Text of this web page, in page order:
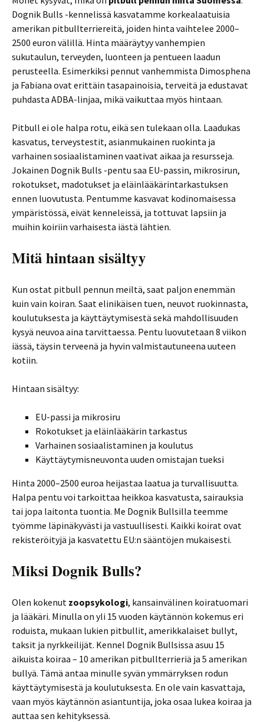
Dognik Bulls -kennelissä kasvatamme korkealaatuisia
amerikan pitbullterriereitä, joiden hinta vaihtelee 2000–
2500 euron välillä. Hinta määräytyy vanhempien
sukutaulun, terveyden, luonteen ja pentueen laadun
perusteella. Esimerkiksi pennut vanhemmista Dimosphena
ja Fabiana ovat erittäin tasapainoisia, terveitä ja edustavat
puhdasta ADBA-linjaa, mikä vaikuttaa myös hintaan.
Pitbull ei ole halpa rotu, eikä sen tulekaan olla. Laadukas
kasvatus, terveystestit, asianmukainen ruokinta ja
varhainen sosiaalistaminen vaativat aikaa ja resursseja.
Jokainen Dognik Bulls -pentu saa EU-passin, mikrosirun,
rokotukset, madotukset ja eläinlääkärintarkastuksen
ennen luovutusta. Pentumme kasvavat kodinomaisessa
ympäristössä, eivät kenneleissä, ja tottuvat lapsiin ja
muihin koiriin varhaisesta iästä lähtien.
Mitä hintaan sisältyy
Kun ostat pitbull pennun meiltä, saat paljon enemmän
kuin vain koiran. Saat elinikäisen tuen, neuvot ruokinnasta,
koulutuksesta ja käyttäytymisestä sekä mahdollisuuden
kysyä neuvoa aina tarvittaessa. Pentu luovutetaan 8 viikon
iässä, täysin terveenä ja hyvin valmistautuneena uuteen
kotiin.
Hintaan sisältyy:
EU-passi ja mikrosiru
Rokotukset ja eläinlääkärin tarkastus
Varhainen sosiaalistaminen ja koulutus
Käyttäytymisneuvonta uuden omistajan tueksi
Hinta 2000–2500 euroa heijastaa laatua ja turvallisuutta.
Halpa pentu voi tarkoittaa heikkoa kasvatusta, sairauksia
tai jopa laitonta tuontia. Me Dognik Bullsilla teemme
työmme läpinäkyvästi ja vastuullisesti. Kaikki koirat ovat
rekisteröityjä ja kasvatettu EU:n sääntöjen mukaisesti.
Miksi Dognik Bulls?
Olen kokenut zoopsykologi, kansainvälinen koiratuomari
ja lääkäri. Minulla on yli 15 vuoden käytännön kokemus eri
roduista, mukaan lukien pitbullit, amerikkalaiset bullyt,
taksit ja nyrkkeilijät. Kennel Dognik Bullsissa asuu 15
aikuista koiraa – 10 amerikan pitbullterrieriä ja 5 amerikan
bullyä. Tämä antaa minulle syvän ymmärryksen rodun
käyttäytymisestä ja koulutuksesta. En ole vain kasvattaja,
vaan myös käytännön asiantuntija, joka osaa lukea koiraa ja
auttaa sen kehityksessä.